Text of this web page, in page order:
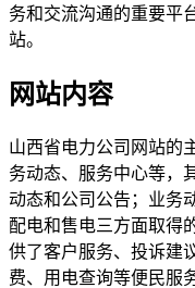
务和交流沟通的重要平
站。
网站内容
山西省电力公司网站的
务动态、服务中心等，
动态和公司公告；业务
配电和售电三方面取得
供了客户服务、投诉建
费、用电查询等便民服